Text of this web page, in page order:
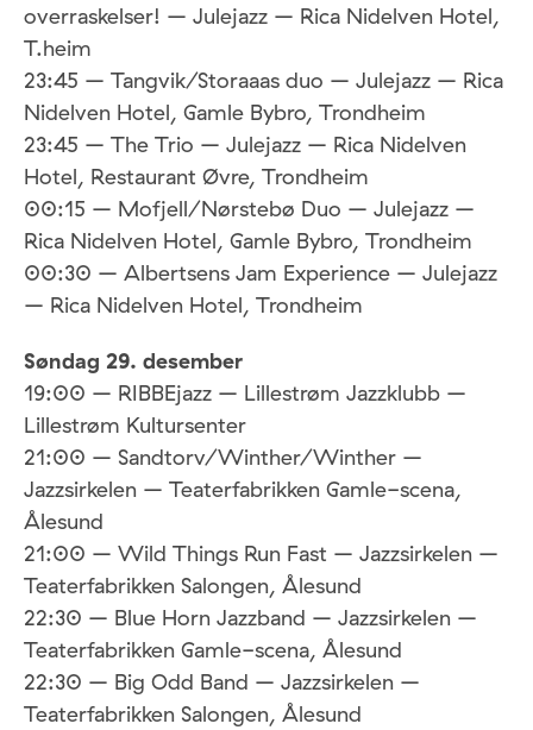
overraskelser! – Julejazz – Rica Nidelven Hotel,
T.heim
23:45 – Tangvik/Storaaas duo – Julejazz – Rica
Nidelven Hotel, Gamle Bybro, Trondheim
23:45 – The Trio – Julejazz – Rica Nidelven
Hotel, Restaurant Øvre, Trondheim
00:15 – Mofjell/Nørstebø Duo – Julejazz –
Rica Nidelven Hotel, Gamle Bybro, Trondheim
00:30 – Albertsens Jam Experience – Julejazz
– Rica Nidelven Hotel, Trondheim
Søndag 29. desember
19:00 – RIBBEjazz – Lillestrøm Jazzklubb –
Lillestrøm Kultursenter
21:00 – Sandtorv/Winther/Winther –
Jazzsirkelen – Teaterfabrikken Gamle-scena,
Ålesund
21:00 – Wild Things Run Fast – Jazzsirkelen –
Teaterfabrikken Salongen, Ålesund
22:30 – Blue Horn Jazzband – Jazzsirkelen –
Teaterfabrikken Gamle-scena, Ålesund
22:30 – Big Odd Band – Jazzsirkelen –
Teaterfabrikken Salongen, Ålesund